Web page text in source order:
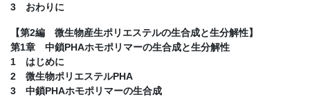
3 おわりに
【第2編 微生物産生ポリエステルの生合成と生分解性】
第1章 中鎖PHAホモポリマーの生合成と生分解性
1 はじめに
2 微生物ポリエステルPHA
3 中鎖PHAホモポリマーの生合成